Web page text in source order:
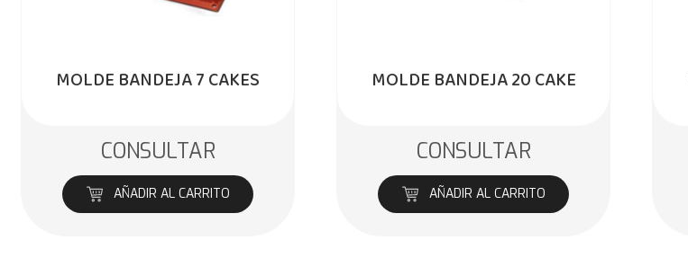
MOLDE BANDEJA 7 CAKES
CONSULTAR
AÑADIR AL CARRITO
MOLDE BANDEJA 20 CAKE
CONSULTAR
AÑADIR AL CARRITO